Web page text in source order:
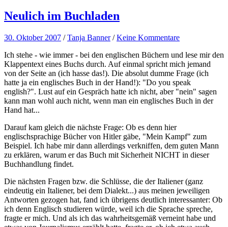
Neulich im Buchladen
30. Oktober 2007 /Tanja Banner /Keine Kommentare
Ich stehe - wie immer - bei den englischen Büchern und lese mir den
Klappentext eines Buchs durch. Auf einmal spricht mich jemand
von der Seite an (ich hasse das!). Die absolut dumme Frage (ich
hatte ja ein englisches Buch in der Hand!): "Do you speak
english?". Lust auf ein Gespräch hatte ich nicht, aber "nein" sagen
kann man wohl auch nicht, wenn man ein englisches Buch in der
Hand hat...
Darauf kam gleich die nächste Frage: Ob es denn hier
englischsprachige Bücher von Hitler gäbe, "Mein Kampf" zum
Beispiel. Ich habe mir dann allerdings verkniffen, dem guten Mann
zu erklären, warum er das Buch mit Sicherheit NICHT in dieser
Buchhandlung findet.
Die nächsten Fragen bzw. die Schlüsse, die der Italiener (ganz
eindeutig ein Italiener, bei dem Dialekt...) aus meinen jeweiligen
Antworten gezogen hat, fand ich übrigens deutlich interessanter: Ob
ich denn Englisch studieren würde, weil ich die Sprache spreche,
fragte er mich. Und als ich das wahrheitsgemäß verneint habe und